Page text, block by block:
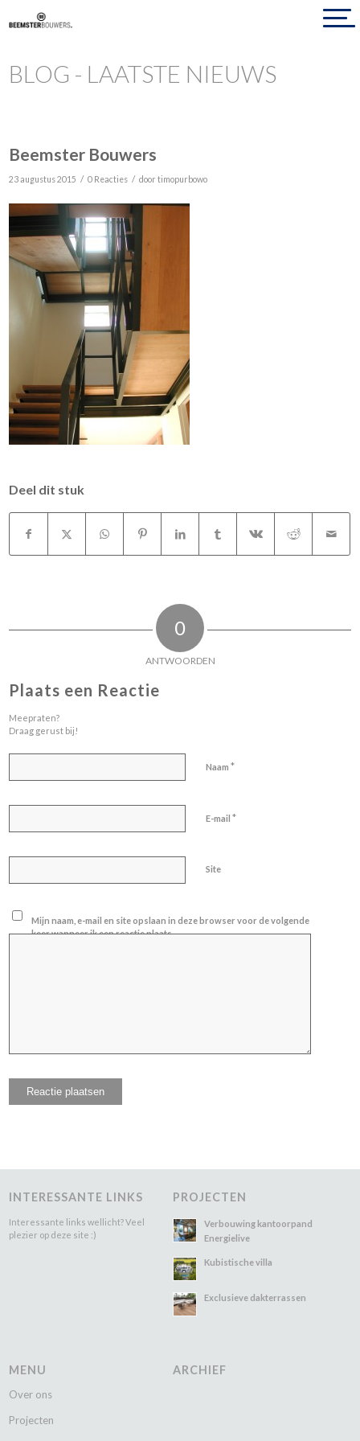
BLOG - LAATSTE NIEUWS
Beemster Bouwers
23 augustus 2015 / 0 Reacties / doortimopurbowo
Deel dit stuk
0
ANTWOORDEN
Plaats een Reactie
Meepraten?
Draag gerust bij!
Naam*
E-mail*
Site
Mijn naam, e-mail en site opslaan in deze browser voor de volgende
keer wanneer ik een reactie plaats.
INTERESSANTE LINKS
Interessante links wellicht? Veel
plezier op deze site :)
PROJECTEN
Verbouwing kantoorpand
Energielive
Kubistische villa
Exclusieve dakterrassen
MENU
Over ons
Projecten
ARCHIEF